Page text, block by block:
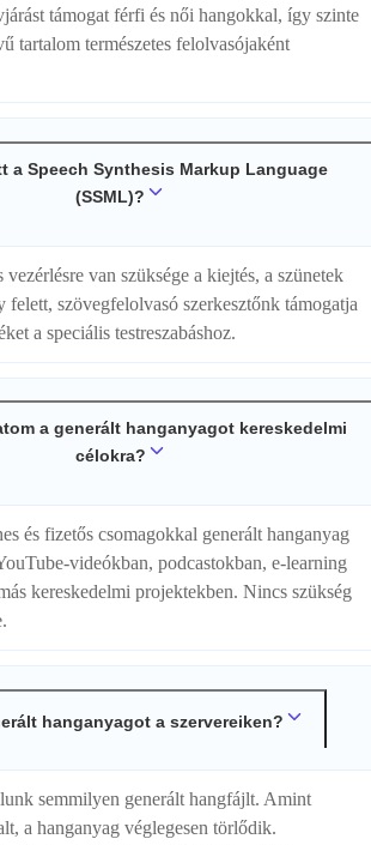
támogat férfi és női hangokkal, így szinte
tartalom természetes felolvasójaként
a Speech Synthesis Markup Language
(SSML)?
van szüksége a kiejtés, a szünetek
felett, szövegfelolvasó szerkesztőnk támogatja
a speciális testreszabáshoz.
a generált hanganyagot kereskedelmi
célokra?
és fizetős csomagokkal generált hanganyag
videókban, podcastokban, e-learning
kereskedelmi projektekben. Nincs szükség
hanganyagot a szervereiken?
semmilyen generált hangfájlt. Amint
a hanganyag véglegesen törlődik.